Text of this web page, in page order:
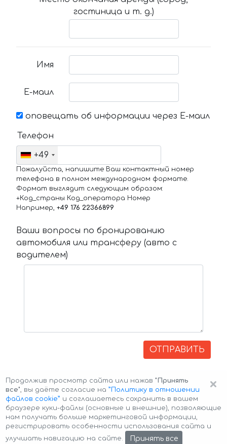
гостиница и т. д.)
Имя
Е-маил
оповещать об информации через Е-маил
Телефон
+49
Пожалуйста, напишите Ваш контактный номер
телефона в полном международном формате.
Формат выглядит следующим образом:
+Код_страны Код_оператора Номер
Например, +49 176 22366899
Ваши вопросы по бронированию
автомобиля или трансферу (авто с
водителем)
ОТПРАВИТЬ
Авторские права © 2026 Авто-Аренда Cookie Policy
×
Продолжив просмотр сайта или нажав "Принять
все", вы даёте согласие на ”Политику в отношении
файлов cookie” и соглашаетесь сохранить в вашем
браузере куки-файлы (основные и внешние), позволяющие
нам получать больше маркетинговой информации,
регистрировать особенности использования сайта и
улучшать навигацию на сайте.
Принять все